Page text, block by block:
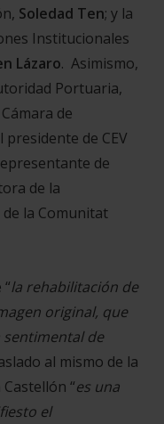
Soledad Ten; y la
Institucionales
Lázaro. Asimismo,
Portuaria,
de
presidente de CEV
de
de la
la Comunitat
la rehabilitación de
original, que
de
al mismo de la
“es una
el